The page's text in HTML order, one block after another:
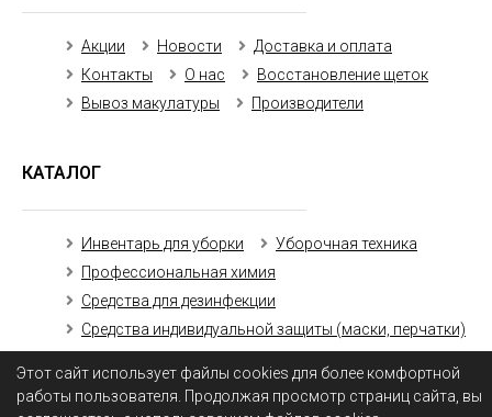
Этот сайт использует файлы cookies для более комфортной
работы пользователя. Продолжая просмотр страниц сайта, вы
Акции Новости
Доставка и оплата
Контакты
О нас
Восстановление щеток
Вывоз макулатуры
Производители
КАТАЛОГ
Инвентарь для уборки
Уборочная техника
Профессиональная химия
Средства для дезинфекции
Средства индивидуальной защиты (маски, перчатки)